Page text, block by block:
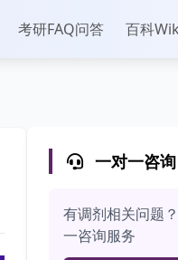
考研FAQ问答 百科
一对一咨询
有调剂相关问题
一咨询服务